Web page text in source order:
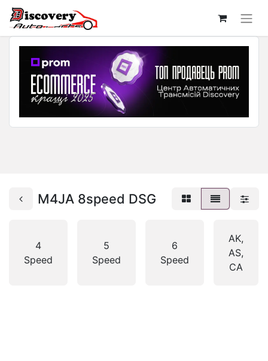
M4JA 8speed DSG
4
Speed
5
Speed
6
Speed
AK,
AS,
CA